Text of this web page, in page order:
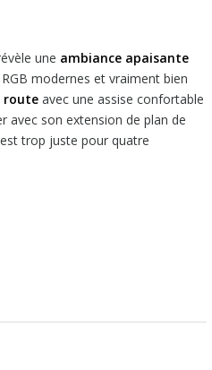
une ambiance apaisante
modernes et vraiment bien
route avec une assise confortable
avec son extension de plan de
trop juste pour quatre